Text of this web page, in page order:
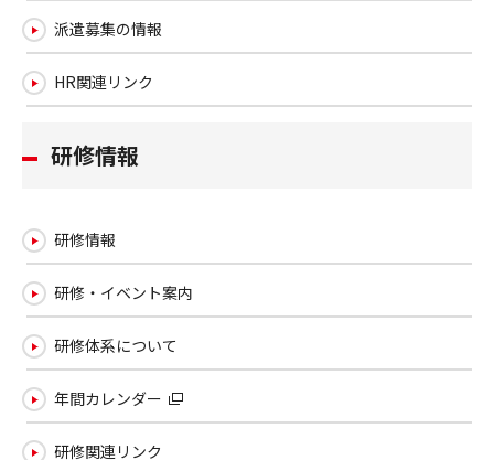
派遣募集の情報
HR関連リンク
研修情報
研修情報
研修・イベント案内
研修体系について
年間カレンダー
研修関連リンク